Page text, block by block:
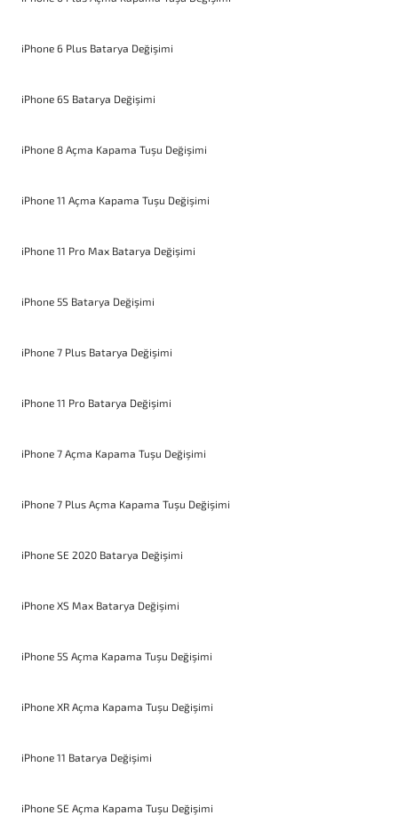
iPhone 6 Plus Batarya Değişimi
iPhone 6S Batarya Değişimi
iPhone 8 Açma Kapama Tuşu Değişimi
iPhone 11 Açma Kapama Tuşu Değişimi
iPhone 11 Pro Max Batarya Değişimi
iPhone 5S Batarya Değişimi
iPhone 7 Plus Batarya Değişimi
iPhone 11 Pro Batarya Değişimi
iPhone 7 Açma Kapama Tuşu Değişimi
iPhone 7 Plus Açma Kapama Tuşu Değişimi
iPhone SE 2020 Batarya Değişimi
iPhone XS Max Batarya Değişimi
iPhone 5S Açma Kapama Tuşu Değişimi
iPhone XR Açma Kapama Tuşu Değişimi
iPhone 11 Batarya Değişimi
iPhone SE Açma Kapama Tuşu Değişimi